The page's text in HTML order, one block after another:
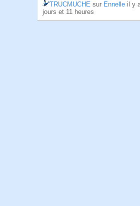
TRUCMUCHE sur Ennelle il y
jours et 11 heures